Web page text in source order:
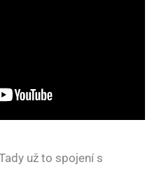
už to spojení s